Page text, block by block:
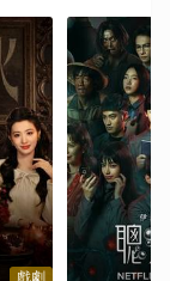
戲劇